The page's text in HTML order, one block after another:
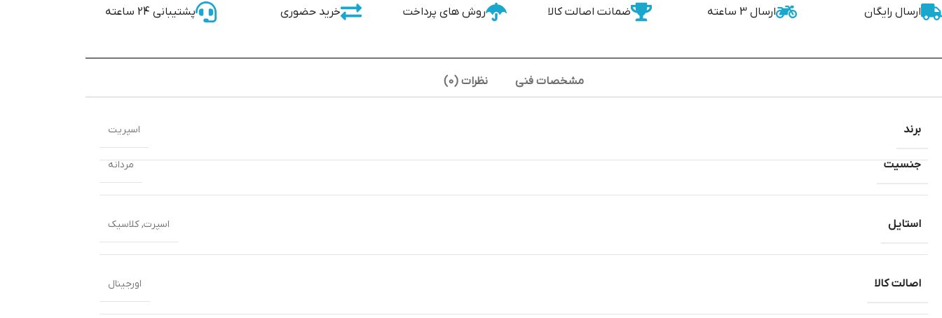
ارسال رایگان ارسال 3 ساعته ضمانت اصالت کالا روش های پرداخت خرید حضوری پشتیبانی 24 ساعته
مشخصات فنی نظرات (0)
جنسیت مردانه
استایل اسپرت,کلاسیک
اصالت کالا اورجینال
برند اسپریت